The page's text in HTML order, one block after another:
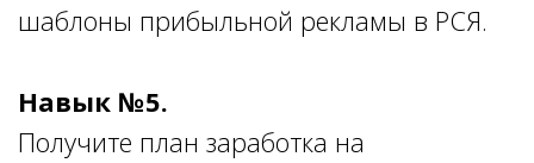
шаблоны прибыльной рекламы в РСЯ.
Навык №5.
Получите план заработка на